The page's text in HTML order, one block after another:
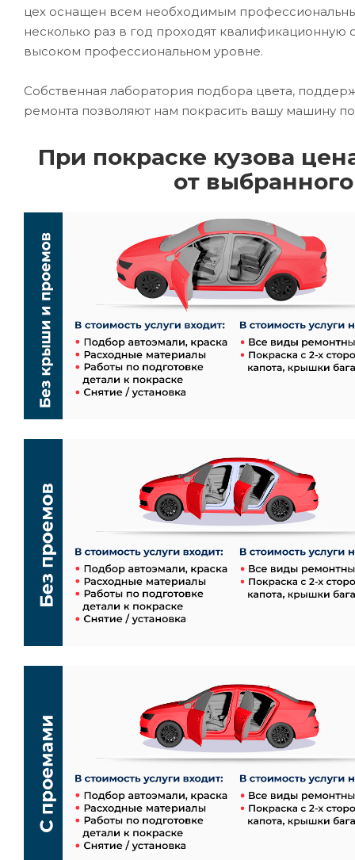
цех оснащен всем необходимым
несколько раз в год проходят
высоком профессиональном уровне.
Собственная лаборатория подбора цвета,
ремонта позволяют нам покрасить вашу машину
При покраске кузова
от